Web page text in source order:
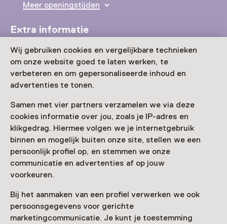
Wij gebruiken cookies en vergelijkbare technieken
om onze website goed te laten werken, te
verbeteren en om gepersonaliseerde inhoud en
advertenties te tonen.
Samen met vier partners verzamelen we via deze
cookies informatie over jou, zoals je IP-adres en
klikgedrag. Hiermee volgen we je internetgebruik
binnen en mogelijk buiten onze site, stellen we een
persoonlijk profiel op, en stemmen we onze
communicatie en advertenties af op jouw
voorkeuren.
Bij het aanmaken van een profiel verwerken we ook
persoonsgegevens voor gerichte
marketingcommunicatie. Je kunt je toestemming
Meer openingstijden
Extra informatie
Bezoek (de website van) Museum Volkenkunde voor de
*Deshima Experience*.
Meer informatie op de museumsite
Zien & doen in
Wereldmuseum Leiden